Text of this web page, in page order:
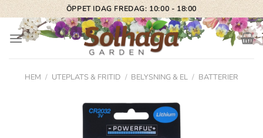
Skip
to
content
ÖPPET IDAG FREDAG: 10:00 - 18:00
HEM / UTEPLATS & FRITID / BELYSNING & EL / BATTERIER